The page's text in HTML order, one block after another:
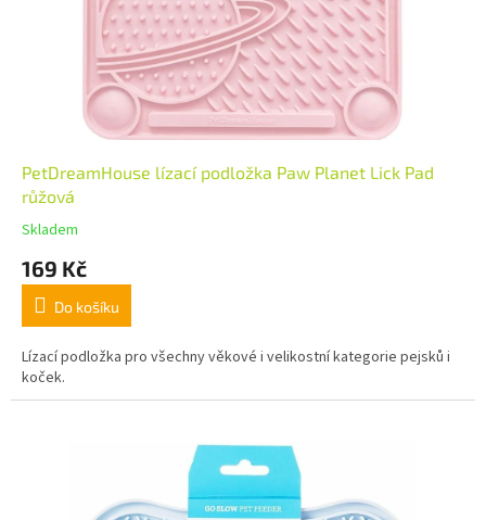
PetDreamHouse lízací podložka Paw Planet Lick Pad
růžová
Skladem
169 Kč
Do košíku
Lízací podložka pro všechny věkové i velikostní kategorie pejsků i
koček.